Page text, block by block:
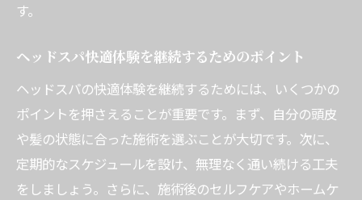
す。
ヘッドスパ快適体験を継続するためのポイント
ヘッドスパの快適体験を継続するためには、いくつかの
ポイントを押さえることが重要です。まず、自分の頭皮
や髪の状態に合った施術を選ぶことが大切です。次に、
定期的なスケジュールを設け、無理なく通い続ける工夫
をしましょう。さらに、施術後のセルフケアやホームケ